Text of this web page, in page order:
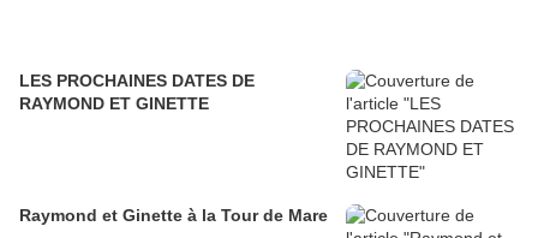
LES PROCHAINES DATES DE
RAYMOND ET GINETTE
Raymond et Ginette à la Tour de Mare